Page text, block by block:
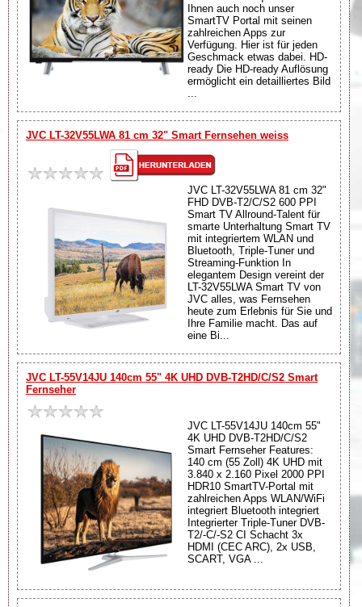
Ihnen auch noch unser
SmartTV Portal mit seinen
zahlreichen Apps zur
Verfügung. Hier ist für jeden
Geschmack etwas dabei. HD-
ready Die HD-ready Auflösung
ermöglicht ein detailliertes Bild
JVC LT-32V55LWA 81 cm 32" Smart Fernsehen weiss
JVC LT-32V55LWA 81 cm 32"
FHD DVB-T2/C/S2 600 PPI
Smart TV Allround-Talent für
smarte Unterhaltung Smart TV
mit integriertem WLAN und
Bluetooth, Triple-Tuner und
Streaming-Funktion In
elegantem Design vereint der
LT-32V55LWA Smart TV von
JVC alles, was Fernsehen
heute zum Erlebnis für Sie und
Ihre Familie macht. Das auf
eine Bi...
JVC LT-55V14JU 140cm 55" 4K UHD DVB-T2HD/C/S2 Smart
Fernseher
JVC LT-55V14JU 140cm 55"
4K UHD DVB-T2HD/C/S2
Smart Fernseher Features:
140 cm (55 Zoll) 4K UHD mit
3.840 x 2.160 Pixel 2000 PPI
HDR10 SmartTV-Portal mit
zahlreichen Apps WLAN/WiFi
integriert Bluetooth integriert
Integrierter Triple-Tuner DVB-
T2/-C/-S2 CI Schacht 3x
HDMI (CEC ARC), 2x USB,
SCART, VGA ...